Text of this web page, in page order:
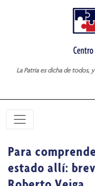
La Patria es dicha de
Para
estado allí: